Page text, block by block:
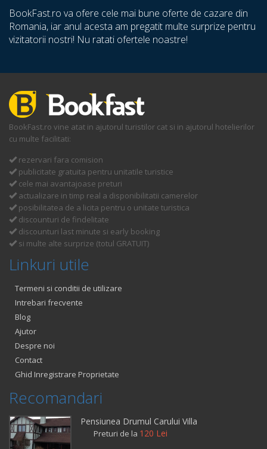
BookFast.ro va ofere cele mai bune oferte de cazare din
Romania, iar anul acesta am pregatit multe surprize pentru
vizitatorii nostri! Nu ratati ofertele noastre!
BookFast.ro vine atat in ajutorul turistilor cat si in ajutorul hotelierilor
cu multe facilitati:
rezervari fara comision
publicitate gratuita pentru unitatile turistice
cele mai avantajoase preturi
actualizare in timp real a disponibilitatii camerelor
posibilitatea de a licita pentru o unitate turistica
discounturi de findelitate
discounturi last minute si early booking
si multe alte surprize (totul GRATUIT)
Linkuri utile
Termeni si conditii de utilizare
Intrebari frecvente
Blog
Ajutor
Despre noi
Contact
Ghid Inregistrare Proprietate
Recomandari
Pensiunea Drumul Carului Villa
Preturi de la 120 Lei